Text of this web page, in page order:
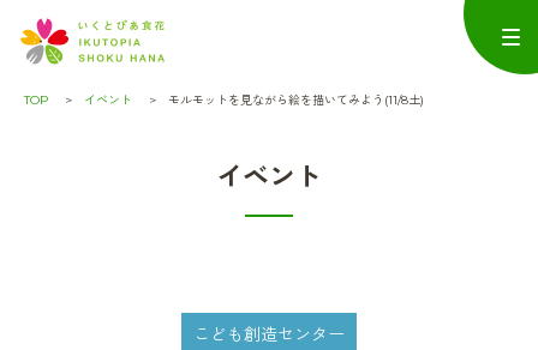
TOP イベント モルモットを見ながら絵を描いてみよう(11/8土)
イベント
こども創造センター